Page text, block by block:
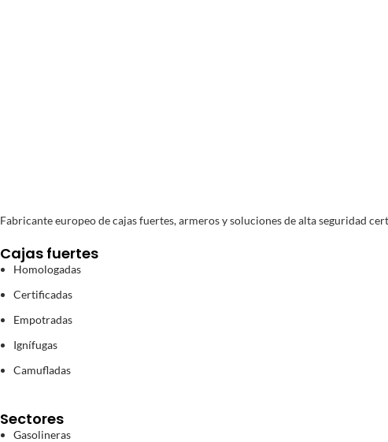
Fabricante europeo de cajas fuertes, armeros y soluciones de alta seguridad
Cajas fuertes
Homologadas
Certificadas
Empotradas
Ignífugas
Camufladas
Sectores
Gasolineras